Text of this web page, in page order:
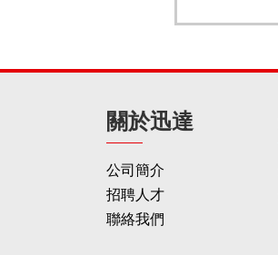
關於迅達
公司簡介
招聘人才
聯絡我們